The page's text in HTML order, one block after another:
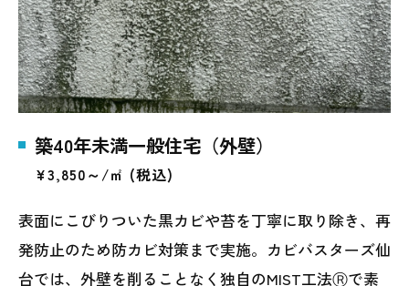
築40年未満一般住宅（外壁）
¥3,850～/㎡ (税込)
表面にこびりついた黒カビや苔を丁寧に取り除き、再
発防止のため防カビ対策まで実施。カビバスターズ仙
台では、外壁を削ることなく独自のMIST工法Ⓡで素